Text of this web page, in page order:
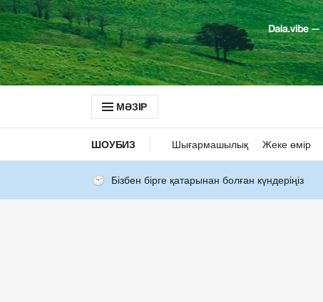
МӘЗІР
ШОУБИЗ Шығармашылық Жеке өмір
Бізбен бірге қатарынан болған күндеріңіз